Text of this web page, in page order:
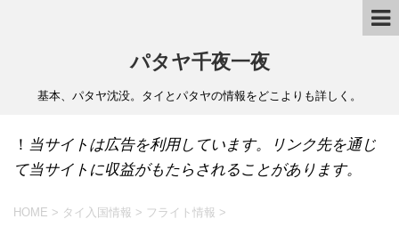
パタヤ千夜一夜
基本、パタヤ沈没。タイとパタヤの情報をどこよりも詳しく。
！ 当サイトは広告を利用しています。リンク先を通じ
て当サイトに収益がもたらされることがあります。
HOME > タイ入国情報 > フライト情報 >